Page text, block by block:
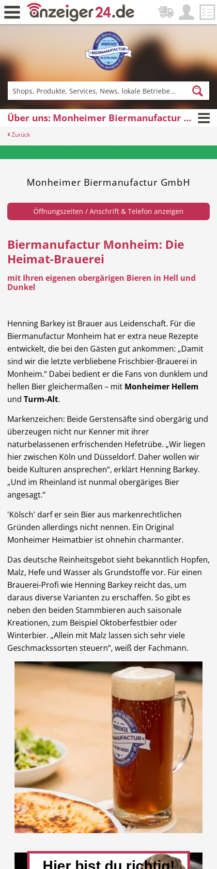
Zurück
Fitness & Sport Lieferservice
Einkaufen DE-News
News Restaurant
Hotel
Auto Handwerk
Sport & Freizeit Gesundheit
Dienstleistungen Freie Berufe
Stellenangebote Öffentliche Einrichtungen
Videos
Zurück
Monheimer Biermanufactur GmbH
Öffnungszeiten / Anschrift & Telefon anzeigen
Über uns: Monheimer Biermanufactur GmbH
Biermanufactur Monheim: Die
Heimat-Brauerei
mit Ihren eigenen obergärigen Bieren in Hell und
Dunkel
Henning Barkey ist Brauer aus Leidenschaft. Für die
Biermanufactur Monheim hat er extra neue Rezepte
entwickelt, die bei den Gästen gut ankommen: „Damit
sind wir die letzte verbliebene Frischbier-Brauerei in
Monheim.“ Dabei bedient er die Fans von dunklem und
hellen Bier gleichermaßen – mit Monheimer Hellem
und Turm-Alt.
Markenzeichen: Beide Gerstensäfte sind obergärig und
überzeugen nicht nur Kenner mit ihrer
naturbelassenen erfrischenden Hefetrübe. „Wir liegen
hier zwischen Köln und Düsseldorf. Daher wollen wir
beide Kulturen ansprechen“, erklärt Henning Barkey.
„Und im Rheinland ist nunmal obergäriges Bier
angesagt.“
'Kölsch' darf er sein Bier aus markenrechtlichen
Gründen allerdings nicht nennen. Ein Original
Monheimer Heimatbier ist ohnehin charmanter.
Das deutsche Reinheitsgebot sieht bekanntlich Hopfen,
Malz, Hefe und Wasser als Grundstoffe vor. Für einen
Brauerei-Profi wie Henning Barkey reicht das, um
daraus diverse Varianten zu erschaffen. So gibt es
neben den beiden Stammbieren auch saisonale
Kreationen, zum Beispiel Oktoberfestbier oder
Winterbier. „Allein mit Malz lassen sich sehr viele
Geschmackssorten steuern“, weiß der Fachmann.